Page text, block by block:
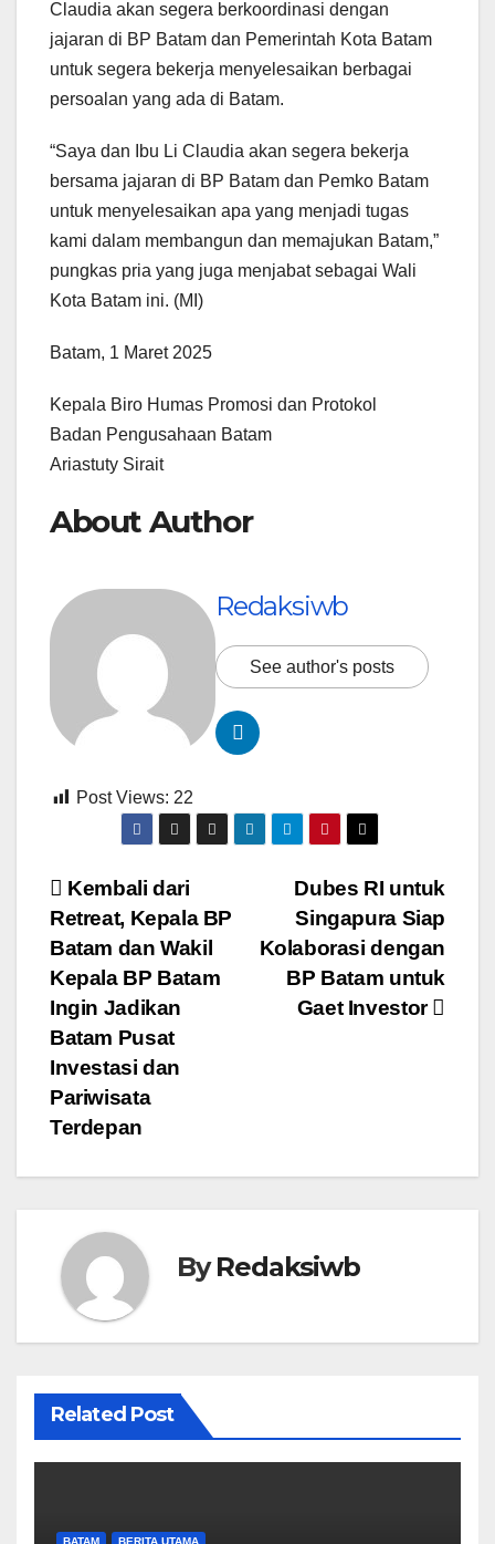
Claudia akan segera berkoordinasi dengan
jajaran di BP Batam dan Pemerintah Kota Batam
untuk segera bekerja menyelesaikan berbagai
persoalan yang ada di Batam.
“Saya dan Ibu Li Claudia akan segera bekerja
bersama jajaran di BP Batam dan Pemko Batam
untuk menyelesaikan apa yang menjadi tugas
kami dalam membangun dan memajukan Batam,”
pungkas pria yang juga menjabat sebagai Wali
Kota Batam ini. (MI)
Batam, 1 Maret 2025
Kepala Biro Humas Promosi dan Protokol
Badan Pengusahaan Batam
Ariastuty Sirait
About Author
Redaksiwb
See author's posts
Post Views: 22
Navigasi
pos
Dubes RI untuk
Singapura Siap
Kolaborasi dengan
BP Batam untuk
Gaet Investor
Kembali dari
Retreat, Kepala BP
Batam dan Wakil
Kepala BP Batam
Ingin Jadikan
Batam Pusat
Investasi dan
Pariwisata
Terdepan
ByRedaksiwb
Related Post
BATAM BERITA UTAMA